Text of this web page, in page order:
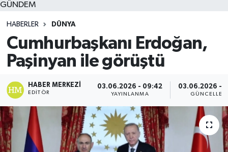
GÜNDEM
HABERLER DÜNYA
Cumhurbaşkanı Erdoğan,
Paşinyan ile görüştü
HABER MERKEZI
EDITÖR
03.06.2026 - 09:42
YAYINLANMA
03.06.2026 -